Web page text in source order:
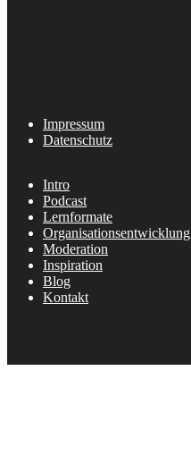
Impressum
Datenschutz
Intro
Podcast
Lernformate
Organisationsentwicklung
Moderation
Inspiration
Blog
Kontakt